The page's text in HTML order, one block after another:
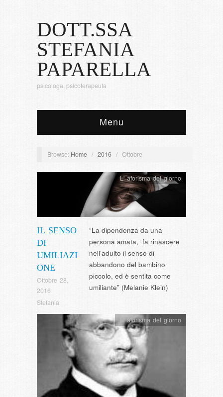
DOTT.SSA
STEFANIA
PAPARELLA
psicologa, psicoterapeuta
Menu
Browse: Home / 2016 / Ottobre
IL SENSO
DI
UMILIAZI
ONE
Ottobre 28,
2016
Stefania
L' aforisma del giorno
“La dipendenza da una
persona amata, fa rinascere
nell’adulto il senso di
abbandono del bambino
piccolo, ed è sentita come
umiliante” (Melanie Klein)
L' aforisma del giorno